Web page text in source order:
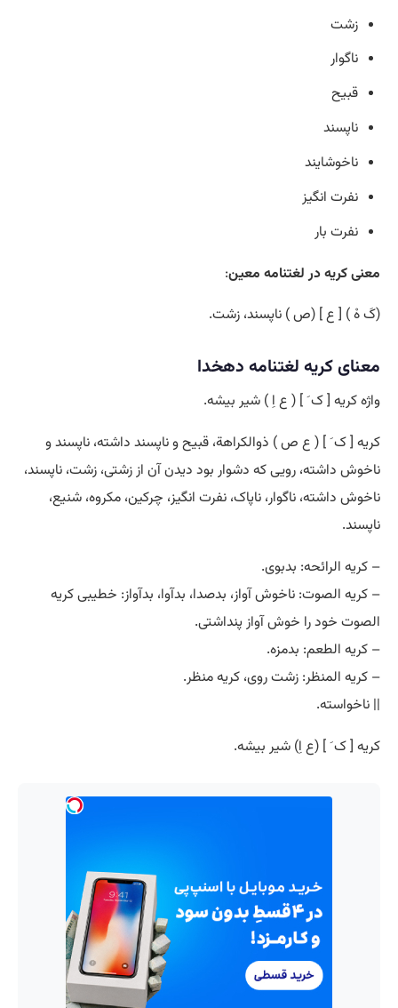
زشت
ناگوار
قبیح
ناپسند
ناخوشایند
نفرت انگیز
نفرت بار
معنی کریه در لغتنامه معین:
(کَ هْ ) [ ع ] (ص ) ناپسند، زشت.
معنای کریه لغتنامه دهخدا
واژه کریه [ ک َ ] ( ع اِ ) شیر بیشه.
کریه [ ک َ ] ( ع ص ) ذوالکراهة، قبیح و ناپسند داشته، ناپسند و
ناخوش داشته، رویی که دشوار بود دیدن آن از زشتی، زشت، ناپسند،
ناخوش داشته، ناگوار، ناپاک، نفرت انگیز، چرکین، مکروه، شنیع،
ناپسند.
– کریه الرائحه: بدبوی.
– کریه الصوت: ناخوش آواز، بدصدا، بدآوا، بدآواز: خطیبی کریه
الصوت خود را خوش آواز پنداشتی.
– کریه الطعم: بدمزه.
– کریه المنظر: زشت روی، کریه منظر.
|| ناخواسته.
کریه [ ک َ ] (ع اِ) شیر بیشه.